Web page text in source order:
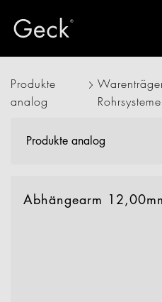
Produkte
analog
Rohrsysteme
Produkte analog
Abhängearm